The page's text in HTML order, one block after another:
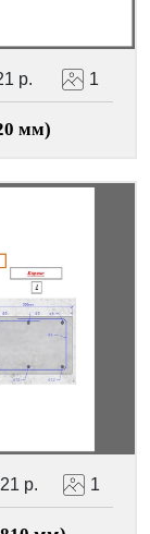
р. 1
мм)
р. 1